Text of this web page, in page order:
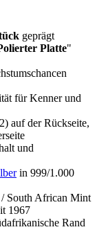
geprägt
Platte"
für Kenner und
auf der Rückseite,
und
in 999/1.000
South African Mint
1967
Rand